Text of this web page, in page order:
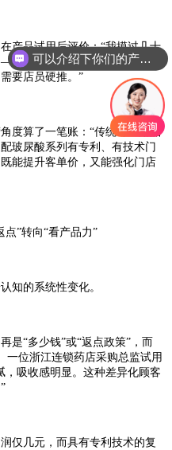
产品试用后评价：“我摸过几十
润而不腻，吸收感明显。这
要店员硬推。”
度算了一笔账： “传统计生用品
玻尿酸系列有专利、有技术门
能提升客单价，又能强化门店
点”转向“看产品力”
知的系统性变化。
是“多少钱”或“返点政策”，而
一位浙江连锁药店采购总监试用
，吸收感明显。这种差异化顾客
仅几元，而具有专利技术的复
可以介绍下你们的产品么？